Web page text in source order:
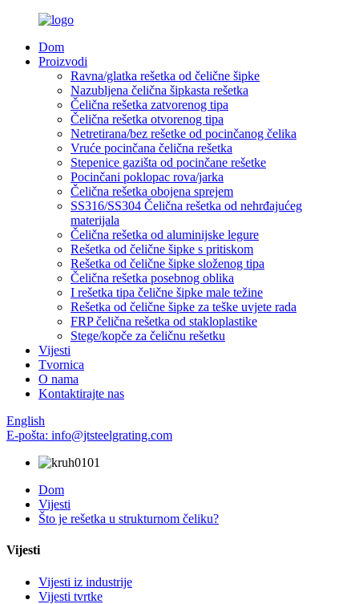
Dom
Proizvodi
Ravna/glatka rešetka od čelične šipke
Nazubljena čelična šipkasta rešetka
Čelična rešetka zatvorenog tipa
Čelična rešetka otvorenog tipa
Netretirana/bez rešetke od pocinčanog čelika
Vruće pocinčana čelična rešetka
Stepenice gazišta od pocinčane rešetke
Pocinčani poklopac rova/jarka
Čelična rešetka obojena sprejem
SS316/SS304 Čelična rešetka od nehrđajućeg
materijala
Čelična rešetka od aluminijske legure
Rešetka od čelične šipke s pritiskom
Rešetka od čelične šipke složenog tipa
Čelična rešetka posebnog oblika
I rešetka tipa čelične šipke male težine
Rešetka od čelične šipke za teške uvjete rada
FRP čelična rešetka od stakloplastike
Stege/kopče za čeličnu rešetku
Vijesti
Tvornica
O nama
Kontaktirajte nas
English
E-pošta: info@jtsteelgrating.com
Dom
Vijesti
Što je rešetka u strukturnom čeliku?
Vijesti
Vijesti iz industrije
Vijesti tvrtke